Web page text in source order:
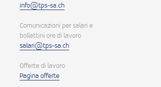
info@tps-sa.ch
Comunicazioni per salari e
bollettini ore di lavoro
salari@tps-sa.ch
Offerte di lavoro
Pagina offerte